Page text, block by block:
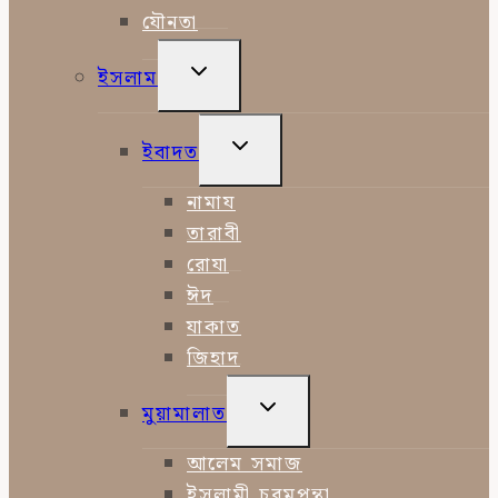
যৌনতা
ইসলাম
TOGGLE
MENU
ইবাদত
TOGGLE
MENU
নামায
তারাবী
রোযা
ঈদ
যাকাত
জিহাদ
মুয়ামালাত
TOGGLE
MENU
আলেম সমাজ